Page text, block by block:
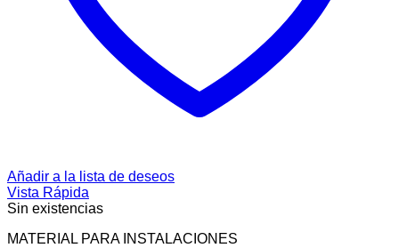
Añadir a la lista de deseos
Vista Rápida
Sin existencias
MATERIAL PARA INSTALACIONES